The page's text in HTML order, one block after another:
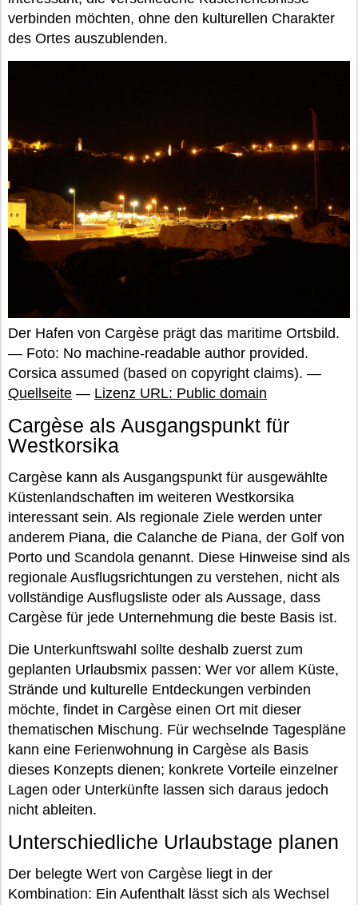
verbinden möchten, ohne den kulturellen Charakter
des Ortes auszublenden.
Der Hafen von Cargèse prägt das maritime Ortsbild.
— Foto: No machine-readable author provided.
Corsica assumed (based on copyright claims). —
Quellseite — Lizenz URL: Public domain
Cargèse als Ausgangspunkt für
Westkorsika
Cargèse kann als Ausgangspunkt für ausgewählte
Küstenlandschaften im weiteren Westkorsika
interessant sein. Als regionale Ziele werden unter
anderem Piana, die Calanche de Piana, der Golf von
Porto und Scandola genannt. Diese Hinweise sind als
regionale Ausflugsrichtungen zu verstehen, nicht als
vollständige Ausflugsliste oder als Aussage, dass
Cargèse für jede Unternehmung die beste Basis ist.
Die Unterkunftswahl sollte deshalb zuerst zum
geplanten Urlaubsmix passen: Wer vor allem Küste,
Strände und kulturelle Entdeckungen verbinden
möchte, findet in Cargèse einen Ort mit dieser
thematischen Mischung. Für wechselnde Tagespläne
kann eine Ferienwohnung in Cargèse als Basis
dieses Konzepts dienen; konkrete Vorteile einzelner
Lagen oder Unterkünfte lassen sich daraus jedoch
nicht ableiten.
Unterschiedliche Urlaubstage planen
Der belegte Wert von Cargèse liegt in der
Kombination: Ein Aufenthalt lässt sich als Wechsel